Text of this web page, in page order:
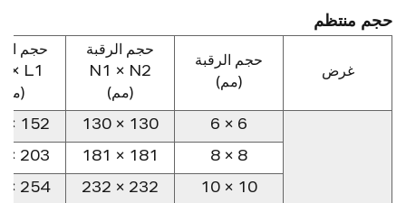
حجم منتظم
غرض
حجم الرقبة
(مم)
حجم الرقبة
N1 × N2
(مم)
حجم
× L1
6 × 6
130 × 130
152 × 152
8 × 8
181 × 181
203 × 203
10 × 10
232 × 232
254 × 254